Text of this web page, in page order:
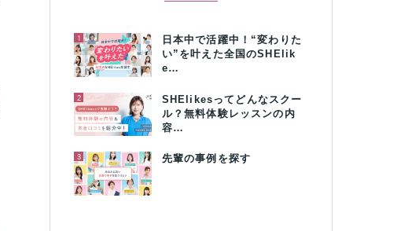
1
日本中で活躍中！“変わりた
い”を叶えた全国のSHElik
e…
2
SHElikesってどんなスクー
ル？無料体験レッスンの内
容…
3 先輩の事例を探す